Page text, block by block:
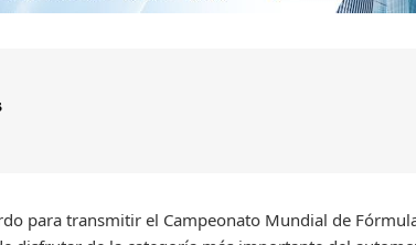
para transmitir el Campeonato Mundial de